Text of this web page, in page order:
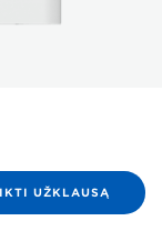
UŽKLAUSĄ